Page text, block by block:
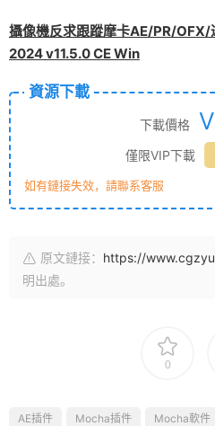
攝像機反求跟蹤摩卡AE/PR/
2024 v11.5.0 CE Win
資源下載
下載價格
僅限VIP下載
如有鏈接失效，請聯系客服
原文鏈接： https://
明出處。
0
AE插件 Mocha插件 Mocha軟件